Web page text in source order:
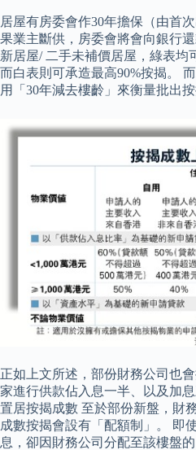
居屋有房委會作30年擔保（由首
果業主斷供，房委會將會向銀行
新居屋/ 二手未補價居屋，綠表均
而白表則可承造最高90%按揭。
用「30年減去樓齡」來衡量批出按
正如上文所述，部份財務公司也
家進行供款佔入息一半、以及加
置居按揭成數 至於部份新盤，財
成數按揭會設有「配額制」。 即
息，卻因財務公司分配至該樓盤